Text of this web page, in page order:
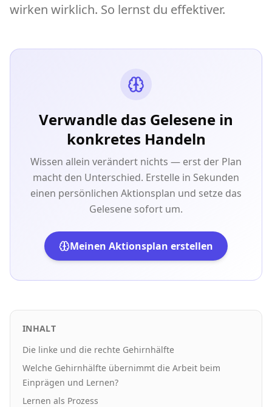
wirken wirklich. So lernst du effektiver.
Verwandle das Gelesene in
konkretes Handeln
Wissen allein verändert nichts — erst der Plan
macht den Unterschied. Erstelle in Sekunden
einen persönlichen Aktionsplan und setze das
Gelesene sofort um.
Meinen Aktionsplan erstellen
INHALT
Die linke und die rechte Gehirnhälfte
Welche Gehirnhälfte übernimmt die Arbeit beim
Einprägen und Lernen?
Lernen als Prozess